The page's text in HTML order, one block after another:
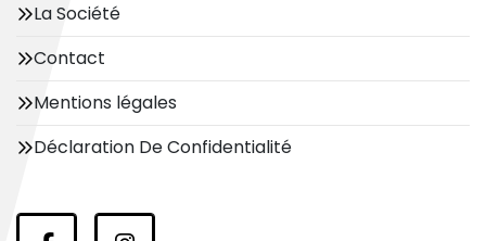
La Société
Contact
Mentions légales
Déclaration De Confidentialité